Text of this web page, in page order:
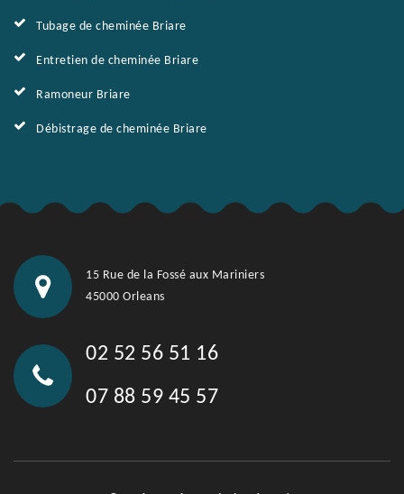
Tubage de cheminée Briare
Entretien de cheminée Briare
Ramoneur Briare
Débistrage de cheminée Briare
15 Rue de la Fossé aux Mariniers
45000 Orleans
02 52 56 51 16
07 88 59 45 57